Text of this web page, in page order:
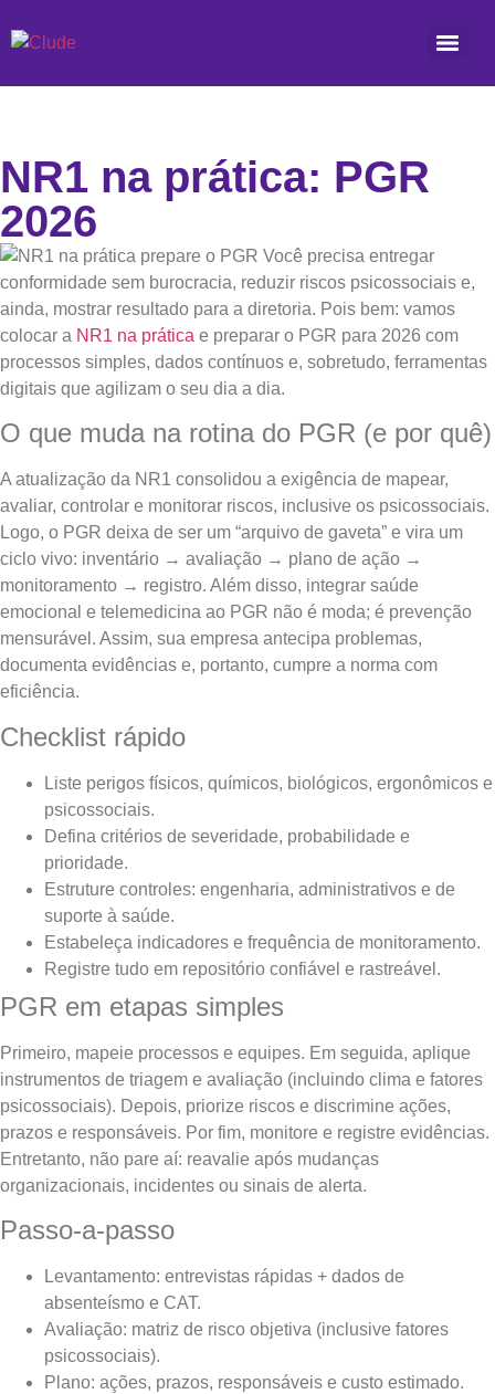
NR1 na prática: PGR
2026
Você precisa entregar
conformidade sem burocracia, reduzir riscos psicossociais e,
ainda, mostrar resultado para a diretoria. Pois bem: vamos
colocar a NR1 na prática e preparar o PGR para 2026 com
processos simples, dados contínuos e, sobretudo, ferramentas
digitais que agilizam o seu dia a dia.
O que muda na rotina do PGR (e por quê)
A atualização da NR1 consolidou a exigência de mapear,
avaliar, controlar e monitorar riscos, inclusive os psicossociais.
Logo, o PGR deixa de ser um “arquivo de gaveta” e vira um
ciclo vivo: inventário → avaliação → plano de ação →
monitoramento → registro. Além disso, integrar saúde
emocional e telemedicina ao PGR não é moda; é prevenção
mensurável. Assim, sua empresa antecipa problemas,
documenta evidências e, portanto, cumpre a norma com
eficiência.
Checklist rápido
Liste perigos físicos, químicos, biológicos, ergonômicos e
psicossociais.
Defina critérios de severidade, probabilidade e
prioridade.
Estruture controles: engenharia, administrativos e de
suporte à saúde.
Estabeleça indicadores e frequência de monitoramento.
Registre tudo em repositório confiável e rastreável.
PGR em etapas simples
Primeiro, mapeie processos e equipes. Em seguida, aplique
instrumentos de triagem e avaliação (incluindo clima e fatores
psicossociais). Depois, priorize riscos e discrimine ações,
prazos e responsáveis. Por fim, monitore e registre evidências.
Entretanto, não pare aí: reavalie após mudanças
organizacionais, incidentes ou sinais de alerta.
Passo-a-passo
Levantamento: entrevistas rápidas + dados de
absenteísmo e CAT.
Avaliação: matriz de risco objetiva (inclusive fatores
psicossociais).
Plano: ações, prazos, responsáveis e custo estimado.